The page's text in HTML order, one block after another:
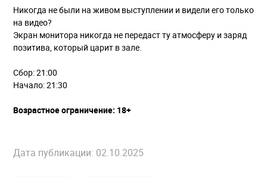
Никогда не были на живом выступлении и видели его только
на видео?
Экран монитора никогда не передаст ту атмосферу и заряд
позитива, который царит в зале.
Сбор: 21:00
Начало: 21:30
Возрастное ограничение: 18+
Дата публикации: 02.10.2025